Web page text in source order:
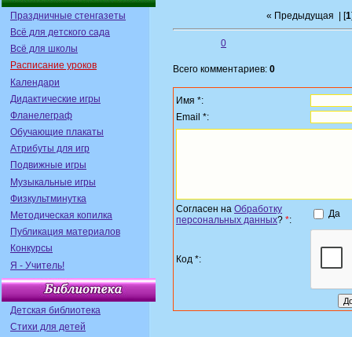
Праздничные стенгазеты
Всё для детского сада
Всё для школы
Расписание уроков
Календари
Дидактические игры
Фланелеграф
Обучающие плакаты
Атрибуты для игр
Подвижные игры
Музыкальные игры
Физкультминутка
Методическая копилка
Публикация материалов
Конкурсы
Я - Учитель!
Детская библиотека
Стихи для детей
« Предыдущая | [1
0
Всего комментариев: 0
Имя *:
Email *:
Согласен на Обработку
персональных данных? *:
Да
Код *: